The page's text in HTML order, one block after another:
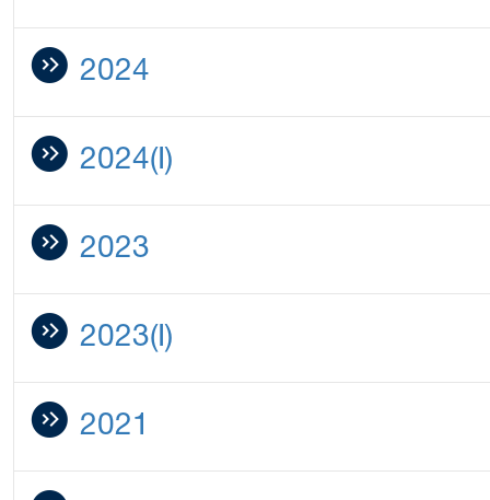
2024
2024(I)
2023
2023(I)
2021